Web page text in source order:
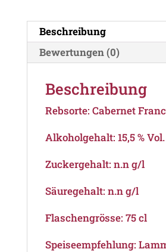
Beschreibung
Bewertungen (0)
Beschreibung
Rebsorte: Cabernet Franc
Alkoholgehalt: 15,5 % Vol.
Zuckergehalt: n.n g/l
Säuregehalt: n.n g/l
Flaschengrösse: 75 cl
Speiseempfehlung: